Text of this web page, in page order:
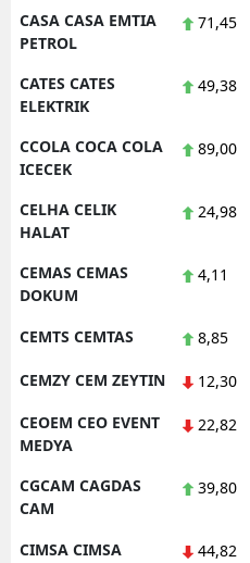
CASA CASA EMTIA
PETROL
71,45
CATES CATES
ELEKTRIK
49,38
CCOLA COCA COLA
ICECEK
89,00
CELHA CELIK
HALAT
24,98
CEMAS CEMAS
DOKUM
4,11
CEMTS CEMTAS 8,85
CEMZY CEM ZEYTIN 12,30
CEOEM CEO EVENT
MEDYA
22,82
CGCAM CAGDAS
CAM
39,80
CIMSA CIMSA 44,82